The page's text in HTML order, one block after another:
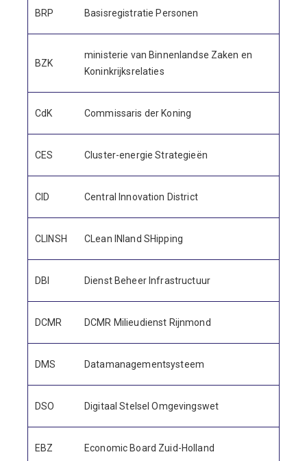
BRP Basisregistratie Personen
BZK
ministerie van Binnenlandse Zaken en
Koninkrijksrelaties
CdK Commissaris der Koning
CES Cluster-energie Strategieën
CID Central Innovation District
CLINSH CLean INland SHipping
DBI Dienst Beheer Infrastructuur
DCMR DCMR Milieudienst Rijnmond
DMS Datamanagementsysteem
DSO Digitaal Stelsel Omgevingswet
EBZ Economic Board Zuid-Holland